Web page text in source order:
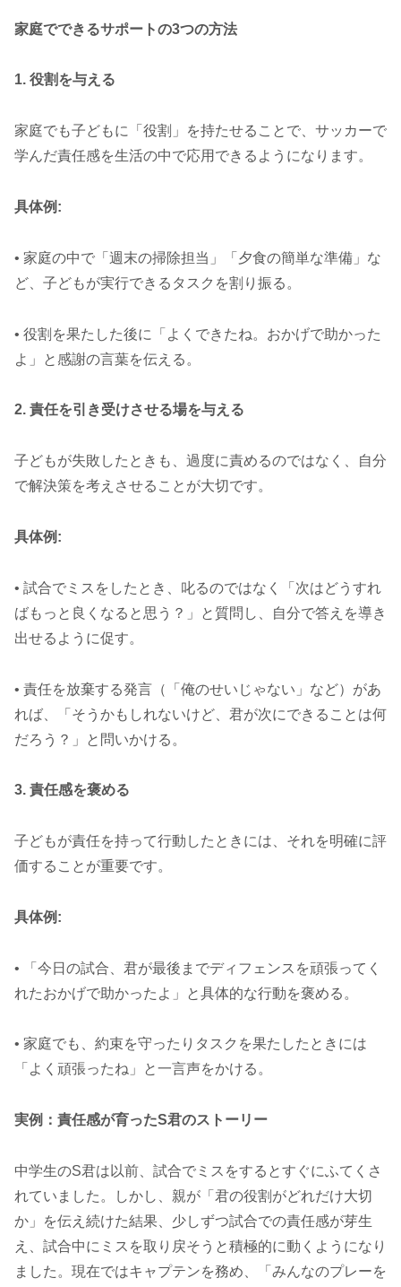
家庭でできるサポートの3つの方法
1. 役割を与える
家庭でも子どもに「役割」を持たせることで、サッカーで
学んだ責任感を生活の中で応用できるようになります。
具体例:
• 家庭の中で「週末の掃除担当」「夕食の簡単な準備」な
ど、子どもが実行できるタスクを割り振る。
• 役割を果たした後に「よくできたね。おかげで助かった
よ」と感謝の言葉を伝える。
2. 責任を引き受けさせる場を与える
子どもが失敗したときも、過度に責めるのではなく、自分
で解決策を考えさせることが大切です。
具体例:
• 試合でミスをしたとき、叱るのではなく「次はどうすれ
ばもっと良くなると思う？」と質問し、自分で答えを導き
出せるように促す。
• 責任を放棄する発言（「俺のせいじゃない」など）があ
れば、「そうかもしれないけど、君が次にできることは何
だろう？」と問いかける。
3. 責任感を褒める
子どもが責任を持って行動したときには、それを明確に評
価することが重要です。
具体例:
• 「今日の試合、君が最後までディフェンスを頑張ってく
れたおかげで助かったよ」と具体的な行動を褒める。
• 家庭でも、約束を守ったりタスクを果たしたときには
「よく頑張ったね」と一言声をかける。
実例：責任感が育ったS君のストーリー
中学生のS君は以前、試合でミスをするとすぐにふてくさ
れていました。しかし、親が「君の役割がどれだけ大切
か」を伝え続けた結果、少しずつ試合での責任感が芽生
え、試合中にミスを取り戻そうと積極的に動くようになり
ました。現在ではキャプテンを務め、「みんなのプレーを